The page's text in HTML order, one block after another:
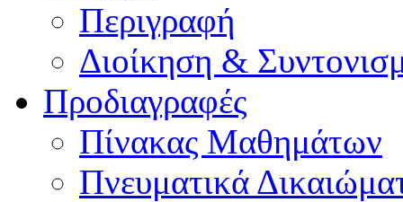
Περιγραφή
Διοίκηση &
Προδιαγραφές
Πίνακας Μαθημάτων
Πνευματικά